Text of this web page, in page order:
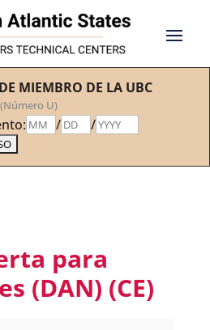
MIEMBRO DE LA UBC
(Número U)
/ /
para
(DAN) (CE)